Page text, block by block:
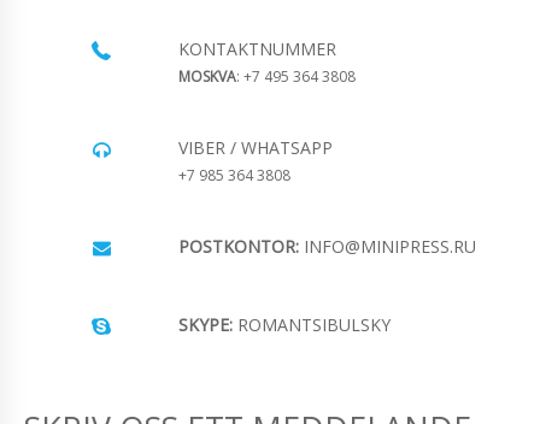
KONTAKTNUMMER
MOSKVA: +7 495 364 3808
VIBER / WHATSAPP
+7 985 364 3808
POSTKONTOR: INFO@MINIPRESS.RU
SKYPE: ROMANTSIBULSKY